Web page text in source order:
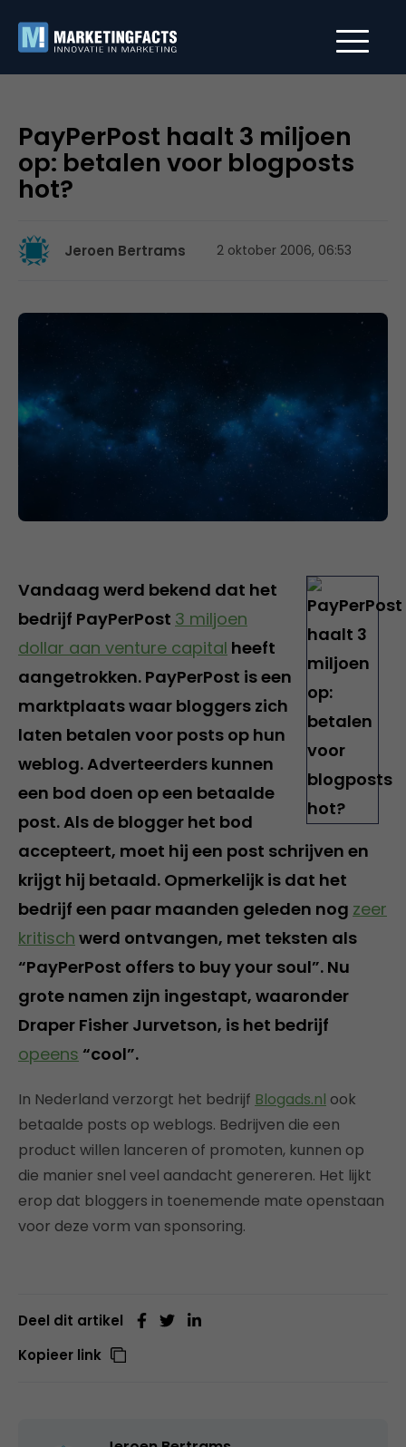
PayPerPost haalt 3 miljoen
op: betalen voor blogposts
hot?
Jeroen Bertrams 2 oktober 2006, 06:53
Vandaag werd bekend dat het
bedrijf PayPerPost 3 miljoen
dollar aan venture capital heeft
aangetrokken. PayPerPost is een
marktplaats waar bloggers zich
laten betalen voor posts op hun
weblog. Adverteerders kunnen
een bod doen op een betaalde
post. Als de blogger het bod
accepteert, moet hij een post schrijven en
krijgt hij betaald. Opmerkelijk is dat het
bedrijf een paar maanden geleden nog zeer
kritisch werd ontvangen, met teksten als
“PayPerPost offers to buy your soul”. Nu
grote namen zijn ingestapt, waaronder
Draper Fisher Jurvetson, is het bedrijf
opeens “cool”.
In Nederland verzorgt het bedrijf Blogads.nl ook
betaalde posts op weblogs. Bedrijven die een
product willen lanceren of promoten, kunnen op
die manier snel veel aandacht genereren. Het lijkt
erop dat bloggers in toenemende mate openstaan
voor deze vorm van sponsoring.
Deel dit artikel
Kopieer link